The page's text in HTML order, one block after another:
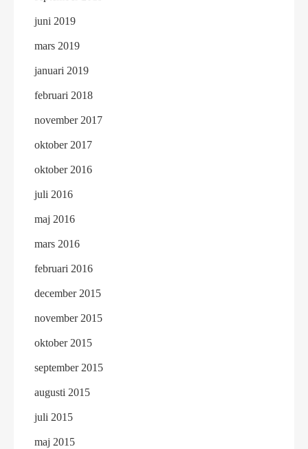
juni 2019
mars 2019
januari 2019
februari 2018
november 2017
oktober 2017
oktober 2016
juli 2016
maj 2016
mars 2016
februari 2016
december 2015
november 2015
oktober 2015
september 2015
augusti 2015
juli 2015
maj 2015